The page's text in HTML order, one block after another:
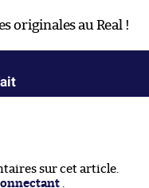
originales au Real !
sur cet article.